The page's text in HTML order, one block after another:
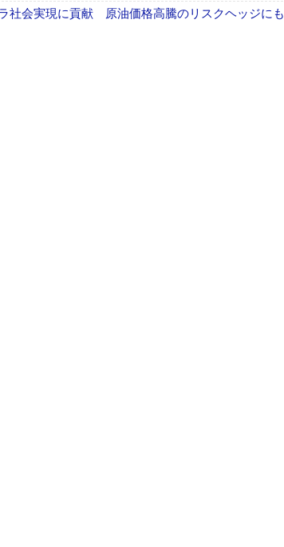
社会実現に貢献 原油価格高騰のリスクヘッジにも